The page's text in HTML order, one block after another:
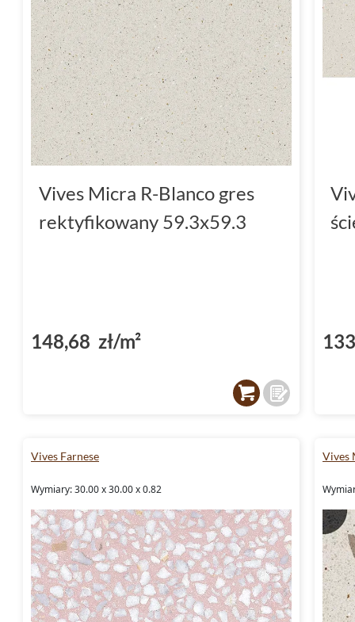
Vives Micra R-Blanco gres
rektyfikowany 59.3x59.3
148,68 zł/m²
Vives Farnese
Wymiary: 30.00 x 30.00 x 0.82
Vives